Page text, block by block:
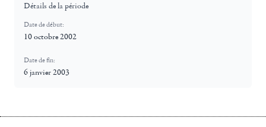
Détails de la période
Date de début:
10 octobre 2002
Date de fin:
6 janvier 2003